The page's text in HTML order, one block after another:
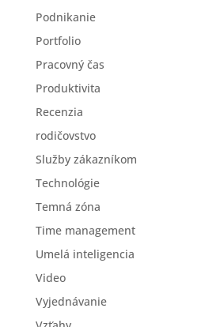
Podnikanie
Portfolio
Pracovný čas
Produktivita
Recenzia
rodičovstvo
Služby zákazníkom
Technológie
Temná zóna
Time management
Umelá inteligencia
Video
Vyjednávanie